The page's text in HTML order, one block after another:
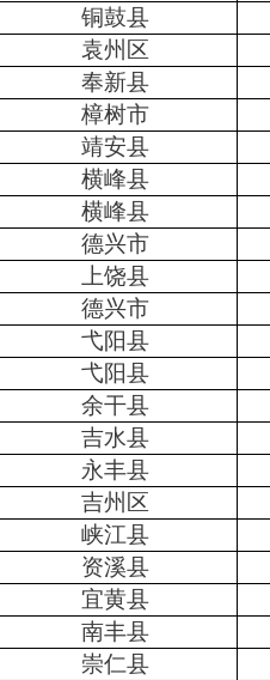
铜鼓县
袁州区
奉新县
樟树市
靖安县
横峰县
横峰县
德兴市
上饶县
德兴市
弋阳县
弋阳县
余干县
吉水县
永丰县
吉州区
峡江县
资溪县
宜黄县
南丰县
崇仁县